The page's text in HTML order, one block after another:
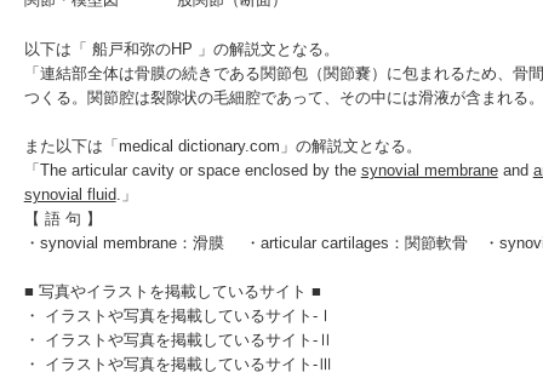
以下は 「 船戸和弥のHP 」 の解説文となる。
「連結部全体は骨膜の続きである関節包（関節嚢）に包まれるため、骨
つくる。関節腔は裂隙状の毛細腔であって、その中には滑液が含まれる
また以下は「 medical dictionary.com 」の解説文となる。
「The articular cavity or space enclosed by the synovial membraneand
synovial fluid.」
【 語 句 】
・synovial membrane：滑膜 ・articular cartilages：関節軟骨 ・
■ 写真やイラストを掲載しているサイト ■
・ イラストや写真を掲載しているサイト-Ⅰ
・ イラストや写真を掲載しているサイト-Ⅱ
・ イラストや写真を掲載しているサイト-Ⅲ